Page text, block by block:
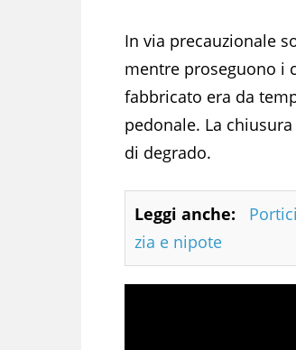
In via precauzionale
mentre proseguono i
fabbricato era da
pedonale. La
di degrado.
Leggi anche:
zia e nipote